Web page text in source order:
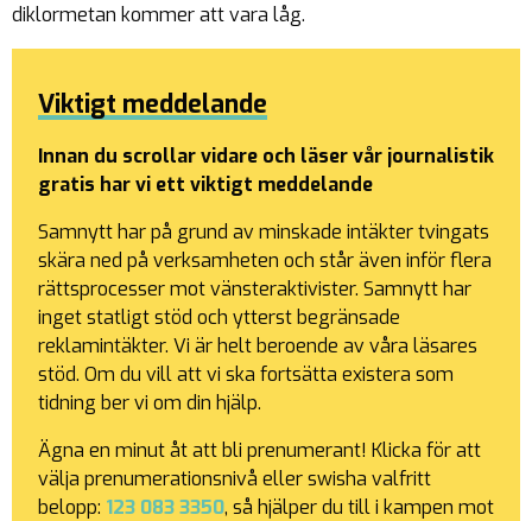
diklormetan kommer att vara låg.
Viktigt meddelande
Innan du scrollar vidare och läser vår journalistik
gratis har vi ett viktigt meddelande
Samnytt har på grund av minskade intäkter tvingats
skära ned på verksamheten och står även inför flera
rättsprocesser mot vänsteraktivister. Samnytt har
inget statligt stöd och ytterst begränsade
reklamintäkter. Vi är helt beroende av våra läsares
stöd. Om du vill att vi ska fortsätta existera som
tidning ber vi om din hjälp.
Ägna en minut åt att bli prenumerant! Klicka för att
välja prenumerationsnivå eller swisha valfritt
belopp: 123 083 3350, så hjälper du till i kampen mot